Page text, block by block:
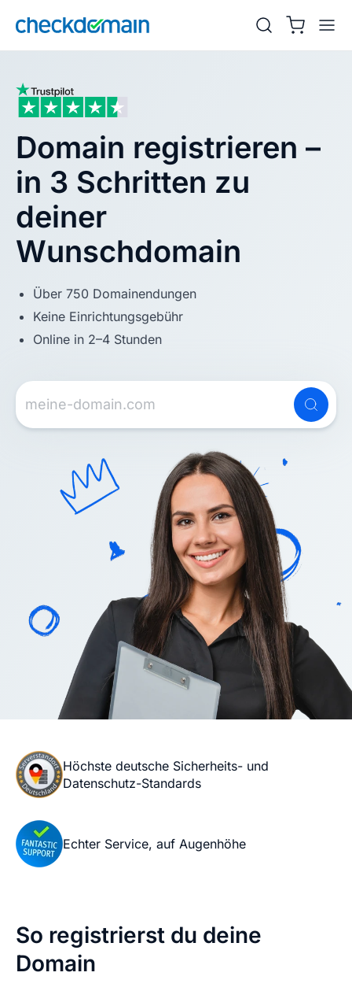
Domain registrieren –
in 3 Schritten zu
deiner
Wunschdomain
Über 750 Domainendungen
Keine Einrichtungsgebühr
Online in 2–4 Stunden
Gib deine Wunschdomain ein
Höchste deutsche Sicherheits- und
Datenschutz-Standards
Echter Service, auf Augenhöhe
So registrierst du deine
Domain